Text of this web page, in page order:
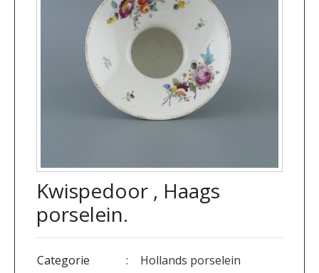
Kwispedoor , Haags
porselein.
Categorie :
Hollands porselein